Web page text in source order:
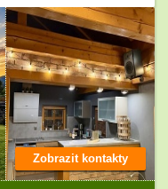
Zobrazit kontakty